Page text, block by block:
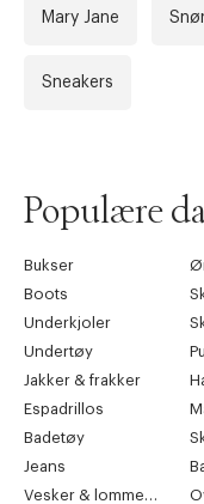
Mary Jane
Sneakers
Populære
Bukser
Boots
Underkjoler
Undertøy
Jakker & frakker
Espadrillos
Badetøy
Jeans
Vesker & lommebøker